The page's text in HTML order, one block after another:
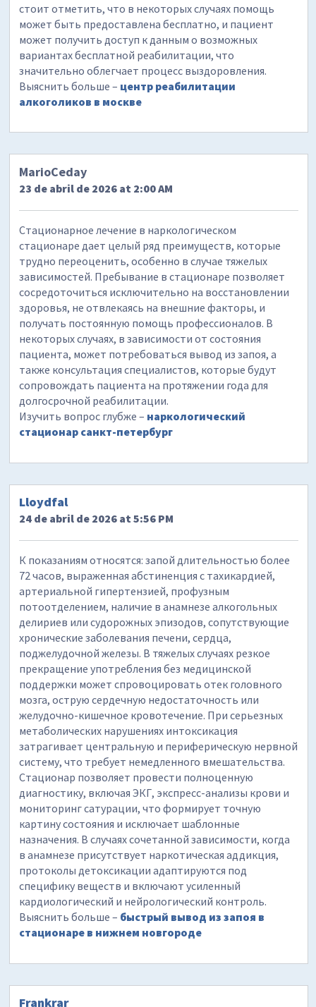
стоит отметить, что в некоторых случаях помощь
может быть предоставлена бесплатно, и пациент
может получить доступ к данным о возможных
вариантах бесплатной реабилитации, что
значительно облегчает процесс выздоровления.
Выяснить больше – центр реабилитации
алкоголиков в москве
MarioCeday
23 de abril de 2026 at 2:00 AM
Стационарное лечение в наркологическом
стационаре дает целый ряд преимуществ, которые
трудно переоценить, особенно в случае тяжелых
зависимостей. Пребывание в стационаре позволяет
сосредоточиться исключительно на восстановлении
здоровья, не отвлекаясь на внешние факторы, и
получать постоянную помощь профессионалов. В
некоторых случаях, в зависимости от состояния
пациента, может потребоваться вывод из запоя, а
также консультация специалистов, которые будут
сопровождать пациента на протяжении года для
долгосрочной реабилитации.
Изучить вопрос глубже – наркологический
стационар санкт-петербург
Lloydfal
24 de abril de 2026 at 5:56 PM
К показаниям относятся: запой длительностью более
72 часов, выраженная абстиненция с тахикардией,
артериальной гипертензией, профузным
потоотделением, наличие в анамнезе алкогольных
делириев или судорожных эпизодов, сопутствующие
хронические заболевания печени, сердца,
поджелудочной железы. В тяжелых случаях резкое
прекращение употребления без медицинской
поддержки может спровоцировать отек головного
мозга, острую сердечную недостаточность или
желудочно-кишечное кровотечение. При серьезных
метаболических нарушениях интоксикация
затрагивает центральную и периферическую нервной
систему, что требует немедленного вмешательства.
Стационар позволяет провести полноценную
диагностику, включая ЭКГ, экспресс-анализы крови и
мониторинг сатурации, что формирует точную
картину состояния и исключает шаблонные
назначения. В случаях сочетанной зависимости, когда
в анамнезе присутствует наркотическая аддикция,
протоколы детоксикации адаптируются под
специфику веществ и включают усиленный
кардиологический и нейрологический контроль.
Выяснить больше – быстрый вывод из запоя в
стационаре в нижнем новгороде
Frankrar